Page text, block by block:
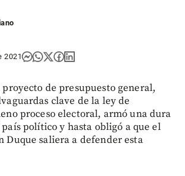
2021
de presupuesto general,
clave de la ley de
proceso electoral, armó una dura
político y hasta obligó a que el
Duque saliera a defender esta